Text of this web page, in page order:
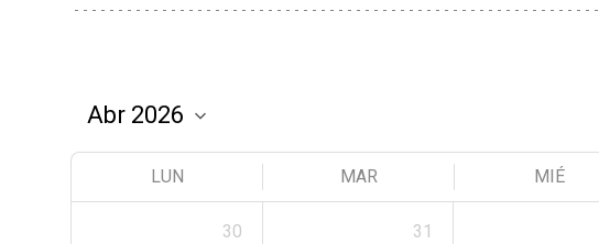
LUN MAR MIÉ
30 31